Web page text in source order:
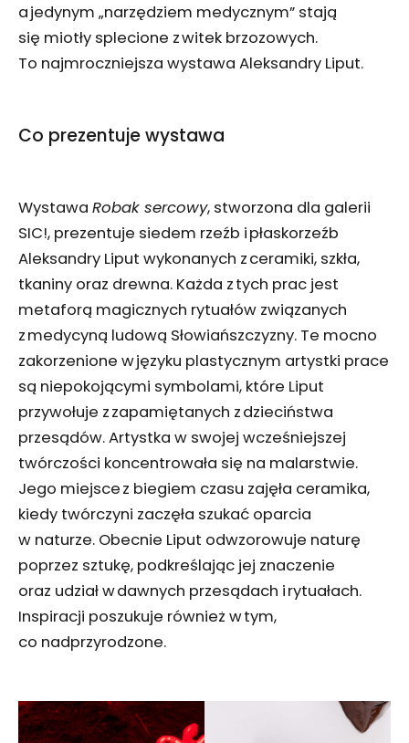
a jedynym „narzędziem medycznym” stają
się miotły splecione z witek brzozowych.
To najmroczniejsza wystawa Aleksandry Liput.
Co prezentuje wystawa
Wystawa Robak sercowy, stworzona dla galerii
SIC!, prezentuje siedem rzeźb i płaskorzeźb
Aleksandry Liput wykonanych z ceramiki, szkła,
tkaniny oraz drewna. Każda z tych prac jest
metaforą magicznych rytuałów związanych
z medycyną ludową Słowiańszczyzny. Te mocno
zakorzenione w języku plastycznym artystki prace
są niepokojącymi symbolami, które Liput
przywołuje z zapamiętanych z dzieciństwa
przesądów. Artystka w swojej wcześniejszej
twórczości koncentrowała się na malarstwie.
Jego miejsce z biegiem czasu zajęła ceramika,
kiedy twórczyni zaczęła szukać oparcia
w naturze. Obecnie Liput odwzorowuje naturę
poprzez sztukę, podkreślając jej znaczenie
oraz udział w dawnych przesądach i rytuałach.
Inspiracji poszukuje również w tym,
co nadprzyrodzone.